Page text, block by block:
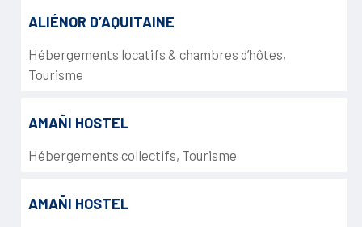
ALIÉNOR D’AQUITAINE
Hébergements locatifs & chambres d’hôtes,
Tourisme
AMAÑI HOSTEL
Hébergements collectifs, Tourisme
AMAÑI HOSTEL